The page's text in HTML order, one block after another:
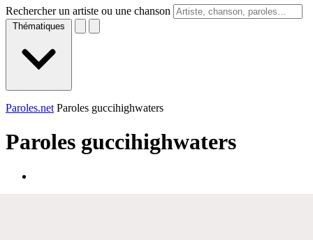
Rechercher un artiste ou une chanson
Thématiques
Paroles.net Paroles guccihighwaters
Paroles guccihighwaters